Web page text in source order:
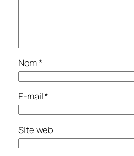
Nom*
E-mail*
Site web